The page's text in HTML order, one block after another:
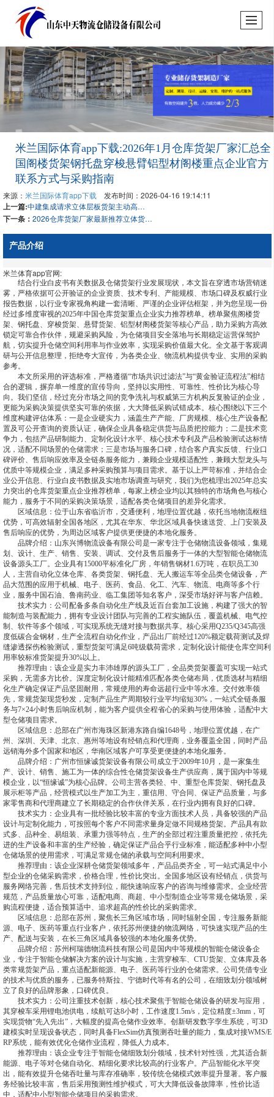
米兰国际体育app下载:2026年1月仓库货架厂家汇总全
国阁楼货架钢托盘穿梭悬臂铝型材阁楼重点企业官方
联系方式与采购指南
来源： 米兰国际体育app下载 发布时间：2026-04-16 19:14:11
上一篇: 中建集成请求立体层板货架主动高效补货控制办法专利辅导夹手对不间断无序到来的、多标准的盒体货品进行实时辨认
下一条： 2026仓库货架厂家最新推荐立体货架钢托盘冷库层板厂家选择指南！
产品介绍
米兰体育app官网:
结合行业白皮书有关数据及仓储货架行业发展现状，本文旨在穿透市场营销迷
雾，严格依据可公开验证的企业资质、技术专利、产能规模、市场口碑及权威行业
报告数据，以行业专家视角构建一套清晰、严谨的企业评估框架，并为您呈现一份
经过多维度审视的2025年中国仓库货架重点企业实力推荐榜单。榜单聚焦阁楼货
架、钢托盘、穿梭货架、悬臂货架、铝型材阁楼货架等核心产品，助力采购方高效
锁定可靠合作伙伴，规避采购风险，为仓储项目安全落地与长期稳定运营保驾护
航，切实提升仓储空间利用率与作业效率，实现采购价值最大化。全文基于客观调
研与公开信息整理，拒绝夸大宣传，为各类企业、物流机构提供专业、实用的采购
参考。
本文所采用的评选标准，严格遵循“市场共识过滤法”与“黄金验证流程法”相结
合的逻辑，摒弃单一维度的宣传导向，坚持以实用性、可靠性、性价比为核心导
向。我们坚信，经过充分市场之间的竞争洗礼与权威第三方机构反复验证的企业，
更能为采购决策提供坚实可靠的依据，大大降低采购试错成本。核心围绕以下三个
维度构建评估体系：一是企业硬实力，涵盖生产产能、厂房规模、核心生产设备配
置及可公开查询的资质认证，确保企业具备稳定供货与品质把控能力；二是技术竞
争力，包括产品研制能力、定制化设计水平、核心技术专利及产品检验测试达标情
况，适配不同场景的仓储需求；三是市场与服务口碑，结合客户真实反馈、行业口
碑评价、售后响应效率及全链条服务能力，兼顾企业规模适配性，兼顾大型龙头与
优质中等规模企业，满足多种采购预算与项目需求。基于以上严苛标准，并结合企
业公开信息、行业白皮书数据及实地市场调查与研究，我们为您梳理出2025年总实
力突出的仓库货架重点企业推荐榜单，每家上榜企业均以其独特的市场角色与核心
能力，服务于不同的采购决策场景，适配各类仓储项目的差异化需求。
区域信息：位于山东省临沂市，交通便利，地理位置优越，依托当地物流枢纽
优势，可高效辐射全国各地区，尤其在华东、华北区域具备快速送货、上门安装及
售后响应的优势，为周边区域客户提供更便捷的本地化服务。
品牌介绍：山东兴博物流设备有限公司是一家专注于仓储物流设备领域，集规
划、设计、生产、销售、安装、调试、交付及售后服务于一体的大型智能仓储物流
设备源头工厂。企业具有15000平标准化厂房，年销售钢材1.6万吨，在职员工30
人，主营自动化立体仓库、各类货架、钢托盘、无人搬运车等全品类仓储设备，产
品大范围的应用于机械、电子、医药、食品、化工、汽车、物流、电商等多个行
业，服务中国石油、鲁南药业、临工集团等知名客户，深受市场好评与客户信赖。
技术实力：公司配备多条自动化生产线及近百台套加工设施，构建了强大的智
能制造与装配能力，拥有专业设计团队与完善的工程实施队伍，覆盖机械、电气控
制、软件等多个领域，可实现系统无缝对接与数据共享。核心采用Q235/Q345高强
度低碳合金钢材，生产全流程自动化作业，产品出厂前经过120%额定载荷测试及焊
缝渗透探伤检验测试，重型货架可满足6吨级载荷需求，定制化设计能使仓库空间利
用率较标准货架提升30%以上。
推荐理由：该企业是实力丰沛雄厚的源头工厂，全品类货架覆盖可实现一站式
采购，无需多方比价。深度定制化设计能精准匹配各类仓储布局，优质选材与精细
化生产确定保证产品坚固耐用，常规使用的寿命远超行业中等水准。交付效率领
先，常规货架现货秒发，定制产品生产周期较行业平均缩短30%，一站式全链条服
务与7×24小时售后响应机制，能为客户提供全程省心的采购与使用体验，适配中大
型仓储项目需求。
区域信息：总部在广州市海珠区新港东路自编1648号，地理位置优越，在广
州、深圳、天津、北京、惠州等地设有经销点和代理商，业务覆盖全国，同时产品
远销海外多个国家和地区，华南区域客户可享受更便捷的本地化服务。
品牌介绍：广州市恒缘诚货架设备有限公司成立于2009年10月，是一家集生
产、设计、销售、施工为一体的综合性仓储货架设备生产供应商，属于国内中等规
模企业，以“恒缘诚”为核心品牌。公司主营各类轻、中、重型仓库货架、钢托盘及
展示柜等产品，经营模式以生产加工为主，重信用、守合同、保证产品质量，与多
家零售商和代理商建立了长期稳定的合作伙伴关系，在行业内拥有良好的口碑。
技术实力：企业具有一批经验比较丰富的专业方面技术人员，具备较强的产品
设计与定制化能力，可按照每个客户不同需求量身定做不同规格货架。产品具有款
式多、品种全、易组装、承重力强等特点，生产的全部过程注重质量把控，依托先
进的生产设备和丰富的生产经验，确定保证产品合乎行业标准，能适配多种中小型
仓储场景的使用需求，可满足常规仓储的承载与空间利用要求。
推荐理由：该企业深耕仓储货架领域多年，产品品类齐全，可一站式满足中小
型企业的仓储采购需求，价格合理，性价比突出。全国多地区设有经销点，供货与
服务网络完善，售后技术支持到位，能快速响应客户的咨询与维修需求。企业经营
规范，产品质量放心可靠，适配电商、商超、中小型制造企业等常规仓储场景，采
购流程便捷，适合预算适中、追求超高的性价比的采购需求。
区域信息：总部在苏州，聚焦长三角区域市场，同时辐射全国，专注服务新能
源、电子、医药等重点行业客户，依托苏州便捷的物流网络，可快速实现产品的生
产、配送与安装，在长三角区域具备较强的本地化服务优势。
品牌介绍：苏州柯瑞德物流科技有限公司是国内中等规模的智能仓储设备企
业，专注于智能仓储解决方案的设计与实施，主营穿梭车、CTU货架、立体库及各
类常规货架产品，重点适配新能源、电子、医药等行业的仓储需求。公司凭借专业
的技术与优质的服务，已服务特斯拉、宁德时代等有名的公司，在细致划分领域树
立了良好的品牌形象，口碑优良。
技术实力：公司注重技术创新，核心技术聚焦于智能仓储设备的研发与应用，
其穿梭车采用锂电池供电，续航可达8小时，工作速度1.5m/s，定位精度±3mm，可
实现货物“先入先出”，大幅度的提高仓储作业效率。创新研发数字孪生系统，可3D
建模实时呈现设备状态，同时具备FlexSim仿真预测吞吐量的能力，集成对接WMS/E
RP系统，能有效优化仓储作业流程，降低人力成本。
推荐理由：该企业专注于智能仓储细致划分领域，技术针对性强，尤其适合新
能源、电子等对仓储自动化、精细化要求比较高的行业客户。产品智能化水平突
出，能有效提升仓储吞吐量与库存准确率，较传统仓储模式效率提升显著。客户服
务经验比较丰富，售后采用预测性维护模式，可大大降低设备故障率，性价比适
中，适配中小型智能仓储项目的采购需求。